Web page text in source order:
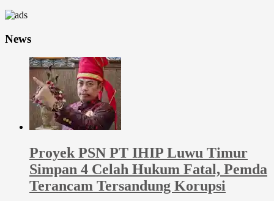
News
Proyek PSN PT IHIP Luwu Timur
Simpan 4 Celah Hukum Fatal, Pemda
Terancam Tersandung Korupsi